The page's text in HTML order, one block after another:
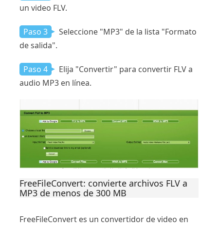
un video FLV.
Paso 3
Seleccione "MP3" de la lista "Formato
de salida".
Paso 4
Elija "Convertir" para convertir FLV a
audio MP3 en línea.
FreeFileConvert: convierte archivos FLV a
MP3 de menos de 300 MB
FreeFileConvert es un convertidor de video en